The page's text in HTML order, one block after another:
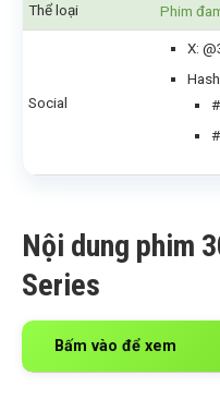
Thể loại Phim
Social
X:
Nội dung phim
Series
Bấm vào để xem